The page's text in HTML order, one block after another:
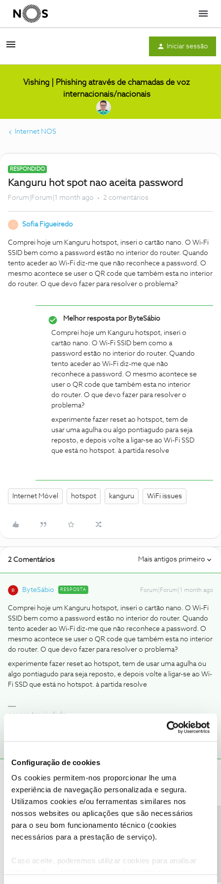
Configuração de cookies
Os cookies permitem-nos proporcionar lhe uma
experiência de navegação personalizada e segura.
Utilizamos cookies e/ou ferramentas similares nos
nossos websites ou aplicações que são necessários
para o seu bom funcionamento técnico (cookies
necessários para a prestação de serviço).
Caso aceite, poderemos utilizar cookies para analisar
Menu
Iniciar sessão
Vishing | Phishing através de chamadas de voz
internacionais/nacionais
Internet NOS
RESPONDIDO
Kanguru hot spot nao aceita password
Forum|Forum|1 month ago 2 comentários
S Sofia Figueiredo
Comprei hoje um Kanguru hotspot, inseri o cartão nano. O Wi-Fi
SSID bem como a password estão no interior do router. Quando
tento aceder ao Wi-Fi diz-me que não reconhece a password. O
mesmo acontece se user o QR code que também esta no interior
do router. O que devo fazer para resolver o problema?
Melhor resposta porByteSábio
Comprei hoje um Kanguru hotspot, inseri o
cartão nano. O Wi-Fi SSID bem como a
password estão no interior do router. Quando
tento aceder ao Wi-Fi diz-me que não
reconhece a password. O mesmo acontece se
user o QR code que também esta no interior
do router. O que devo fazer para resolver o
problema?
experimente fazer reset ao hotspot, tem de
usar uma agulha ou algo pontiagudo para seja
reposto, e depois volte a ligar-se ao Wi-Fi SSD
que está no hotspot. à partida resolve
Internet Móvel hotspot kanguru WiFi issues
2 Comentários Mais antigos primeiro
ByteSábio RESPOSTA Forum|Forum|1 month ago
Comprei hoje um Kanguru hotspot, inseri o cartão nano. O Wi-Fi
SSID bem como a password estão no interior do router. Quando
tento aceder ao Wi-Fi diz-me que não reconhece a password. O
mesmo acontece se user o QR code que também esta no interior
do router. O que devo fazer para resolver o problema?
experimente fazer reset ao hotspot, tem de usar uma agulha ou
algo pontiagudo para seja reposto, e depois volte a ligar-se ao Wi-
Fi SSD que está no hotspot. à partida resolve
espero ter ajudado
Bom dia ​@Sofia Figueiredo, bem-vinda ao Fórum NOS.
Agradecemos a sua mensagem e, também, a recomendação do ​
@ByteSábiosobre este tema.
Diga-nos, por favor, se conseguiu connectar-se ao Wi-Fi do
Hotspot após proceder como o sugerido pelo ​@ByteSábio